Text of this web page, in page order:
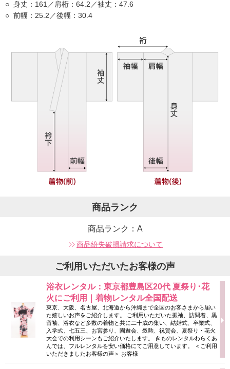
身丈：161／肩桁：64.2／袖丈：47.6
前幅：25.2／後幅：30.4
商品ランク
商品ランク：A
商品紛失破損請求について
ご利用いただいたお客様の声
浴衣レンタル：東京都豊島区20代 夏祭り･花
火にご利用｜着物レンタル全国配送
東京、大阪、名古屋、北海道から沖縄まで全国のお客さまから届い
た嬉しいお声をご紹介します。 ご利用いただいた振袖、訪問着、黒
留袖、浴衣など多数の着物と共に二十歳の集い、結婚式、卒業式、
入学式、七五三、お宮参り、園遊会、叙勲、祝賀会、夏祭り・花火
大会での利用シーンもご紹介いたします。 きものレンタルわらくあ
んでは、フルレンタルを安い価格にてご用意しています。 ＜ご利用
いただきましたお客様の声＞ お客様